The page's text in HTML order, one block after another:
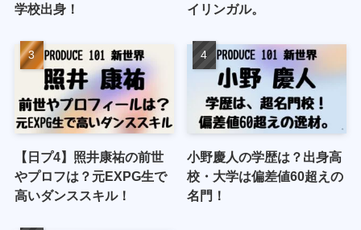
学校出身！
イリンガル。
【日プ4】照井康祐の前世
やプロフは？元EXPG生で
高いダンススキル！
小野慶人の学歴は？出身高
校・大学は偏差値60超えの
名門！